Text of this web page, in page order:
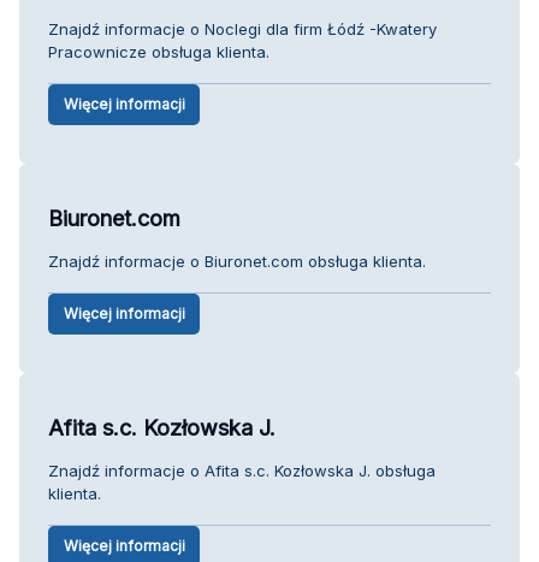
Znajdź informacje o Noclegi dla firm Łódź -Kwatery
Pracownicze obsługa klienta.
Więcej informacji
Biuronet.com
Znajdź informacje o Biuronet.com obsługa klienta.
Więcej informacji
Afita s.c. Kozłowska J.
Znajdź informacje o Afita s.c. Kozłowska J. obsługa
klienta.
Więcej informacji